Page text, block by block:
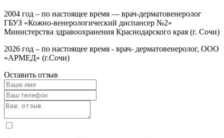
2004 год – по настоящее время — врач-дерматовенеролог
ГБУЗ «Кожно-венерологический диспансер №2»
Министерства здравоохранения Краснодарского края (г. Сочи)
2026 год – по настоящее время - врач- дерматовенеролог, ООО
«АРМЕД» (г.Сочи)
Оставить отзыв